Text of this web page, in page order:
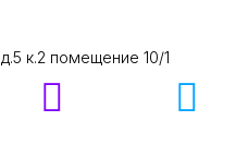
к.2 помещение 10/1